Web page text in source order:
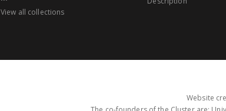
View all collections
Website